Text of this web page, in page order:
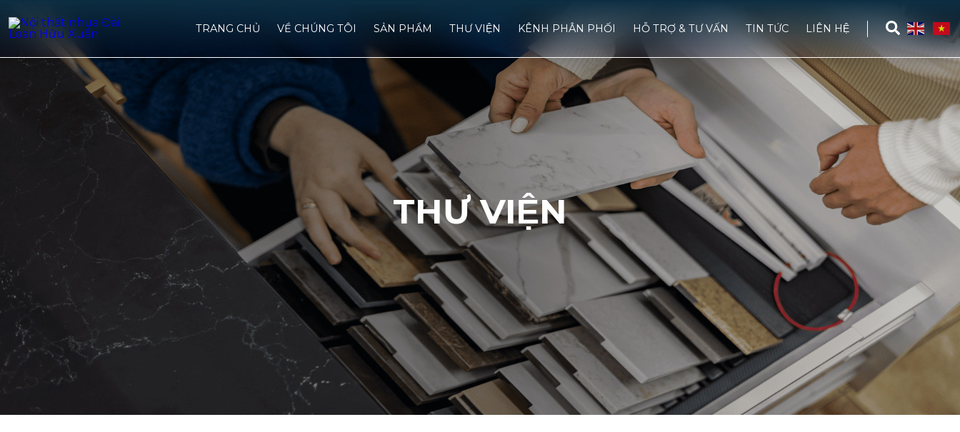
TRANG CHỦ VỀ CHÚNG TÔI SẢN PHẨM THƯ VIỆN KÊNH PHÂN PHỐI HỖ TRỢ & TƯ VẤN TIN TỨC LIÊN HỆ
THƯ VIỆN